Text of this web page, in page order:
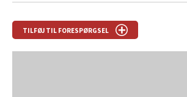
TILFØJ TIL FORESPØRGSEL